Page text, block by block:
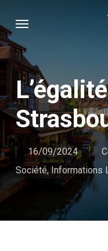
to
main
content
16/09/2024
Société,Informations